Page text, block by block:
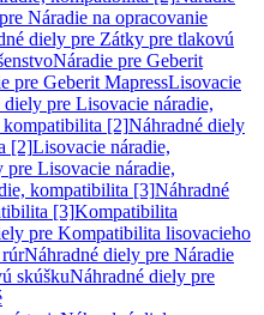
Náradie na opracovanie
diely pre Zátky pre tlakovú
Náradie pre Geberit
pre Geberit MapressLisovacie
diely pre Lisovacie náradie,
kompatibilita [2]Náhradné diely
[2]Lisovacie náradie,
pre Lisovacie náradie,
kompatibilita [3]Náhradné
[3]Kompatibilita
pre Kompatibilita lisovacieho
Náhradné diely pre Náradie
skúškuNáhradné diely pre